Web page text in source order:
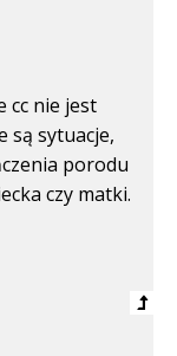
cc nie jest
są sytuacje,
porodu
czy matki.